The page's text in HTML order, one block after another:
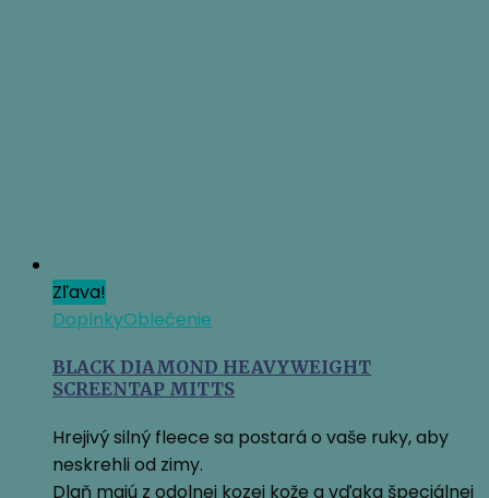
Zľava!
DoplnkyOblečenie
BLACK DIAMOND HEAVYWEIGHT
SCREENTAP MITTS
Hrejivý silný fleece sa postará o vaše ruky, aby
neskrehli od zimy.
Dlaň majú z odolnej kozej kože a vďaka špeciálnej